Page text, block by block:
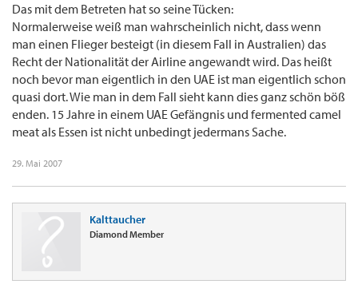
Das mit dem Betreten hat so seine Tücken:
Normalerweise weiß man wahrscheinlich nicht, dass wenn
man einen Flieger besteigt (in diesem Fall in Australien) das
Recht der Nationalität der Airline angewandt wird. Das heißt
noch bevor man eigentlich in den UAE ist man eigentlich schon
quasi dort. Wie man in dem Fall sieht kann dies ganz schön böß
enden. 15 Jahre in einem UAE Gefängnis und fermented camel
meat als Essen ist nicht unbedingt jedermans Sache.
29. Mai 2007
Kalttaucher
Diamond Member